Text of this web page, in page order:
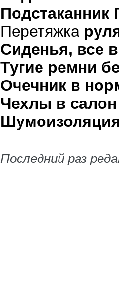
Перетяжка
Сиденья, все
Тугие ремни
Очечник в
Чехлы в салон
Последний раз